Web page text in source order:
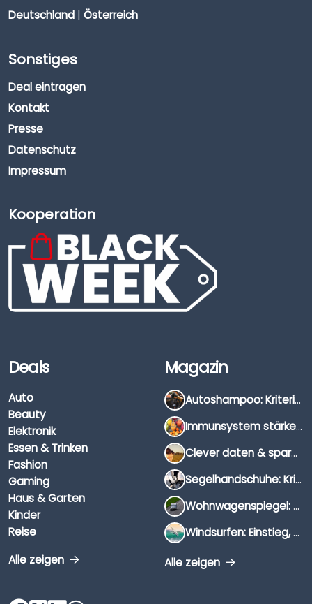
Deutschland | Österreich
Sonstiges
Deal eintragen
Kontakt
Presse
Datenschutz
Impressum
Kooperation
Deals
Auto
Beauty
Elektronik
Essen & Trinken
Fashion
Gaming
Haus & Garten
Kinder
Reise
Alle zeigen
Magazin
Autoshampoo: Kriterien, Unterschiede & Anwendung
Immunsystem stärken: Hausmittel, Vitamine & Wissenswertes
Clever daten & sparen: So findest du die besten Deals für Dates und Unternehmungen
Segelhandschuhe: Kriterien, Materialien & Tipps
Wohnwagenspiegel: Auswahl, Preise & Montage
Windsurfen: Einstieg, Ausrüstung & Tipps
Alle zeigen